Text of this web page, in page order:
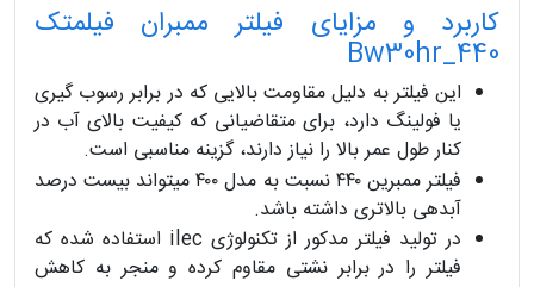
کاربرد و مزایای فیلتر ممبران فیلمتک
Bw30hr_440
این فیلتر به دلیل مقاومت بالایی که در برابر رسوب گیری
یا فولینگ دارد، برای متقاضیانی که کیفیت بالای آب در
کنار طول عمر بالا را نیاز دارند، گزینه مناسبی است.
فیلتر ممبرین ۴۴۰ نسبت به مدل ۴۰۰ میتواند بیست درصد
آبدهی بالاتری داشته باشد.
در تولید فیلتر مدکور از تکنولوژی ilec استفاده شده که
فیلتر را در برابر نشتی مقاوم کرده و منجر به کاهش